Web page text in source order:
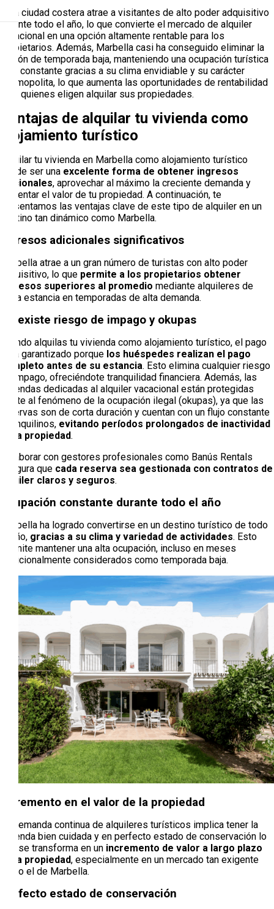
Esta ciudad costera atrae a visitantes de alto poder adquisitivo
durante todo el año, lo que convierte el mercado de alquiler
vacacional en una opción altamente rentable para los
propietarios. Además, Marbella casi ha conseguido eliminar la
noción de temporada baja, manteniendo una ocupación turística
casi constante gracias a su clima envidiable y su carácter
cosmopolita, lo que aumenta las oportunidades de rentabilidad
para quienes eligen alquilar sus propiedades.
Ventajas de alquilar tu vivienda como
alojamiento turístico
Alquilar tu vivienda en Marbella como alojamiento turístico
puede ser una excelente forma de obtener ingresos
adicionales, aprovechar al máximo la creciente demanda y
aumentar el valor de tu propiedad. A continuación, te
presentamos las ventajas clave de este tipo de alquiler en un
destino tan dinámico como Marbella.
Ingresos adicionales significativos
Marbella atrae a un gran número de turistas con alto poder
adquisitivo, lo que permite a los propietarios obtener
ingresos superiores al promedio mediante alquileres de
corta estancia en temporadas de alta demanda.
No existe riesgo de impago y okupas
Cuando alquilas tu vivienda como alojamiento turístico, el pago
está garantizado porque los huéspedes realizan el pago
completo antes de su estancia. Esto elimina cualquier riesgo
de impago, ofreciéndote tranquilidad financiera. Además, las
viviendas dedicadas al alquiler vacacional están protegidas
frente al fenómeno de la ocupación ilegal (okupas), ya que las
reservas son de corta duración y cuentan con un flujo constante
de inquilinos, evitando períodos prolongados de inactividad
en la propiedad.
Colaborar con gestores profesionales como Banús Rentals
asegura que cada reserva sea gestionada con contratos de
alquiler claros y seguros.
Ocupación constante durante todo el año
Marbella ha logrado convertirse en un destino turístico de todo
el año, gracias a su clima y variedad de actividades. Esto
permite mantener una alta ocupación, incluso en meses
tradicionalmente considerados como temporada baja.
Incremento en el valor de la propiedad
La demanda continua de alquileres turísticos implica tener la
vivienda bien cuidada y en perfecto estado de conservación lo
que se transforma en un incremento de valor a largo plazo
de la propiedad, especialmente en un mercado tan exigente
como el de Marbella.
Perfecto estado de conservación